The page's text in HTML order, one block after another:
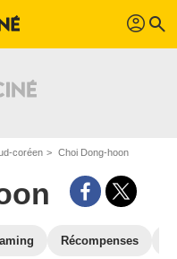
profil search
coréen Choi Dong-hoon
Récompenses